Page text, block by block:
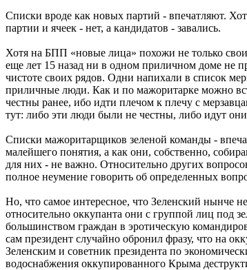
Списки вроде как новых партий - впечатляют.
партии и ячеек - нет, а кандидатов - завались.
Хотя на БПП «новые лица» похожи не только
еще лет 15 назад ни в одном приличном доме не
чистоте своих рядов. Одни напихали в список
приличные люди. Как и по мажоритарке можно
честны ранее, ибо идти плечом к плечу с
тут: либо эти люди были не честны, либо идут
Списки мажоритарщиков зеленой команды -
малейшего понятия, а как они, собственно,
для них - не важно. Относительно других
полное неумение говорить об определенных
Но, что самое интересное, что Зеленский нынче
относительно оккупанта они с группой лиц под
большинством граждан в эротическую
сам президент случайно обронил фразу, что на
Зеленским и советник президента по
водоснабжения оккупированного Крыма